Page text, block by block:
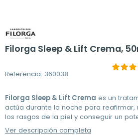
Filorga Sleep & Lift Crema,
Referencia: 360038
Filorga Sleep & Lift Crema es un
actúa durante la noche para reafirmar,
los rasgos de la piel y conseguir un
Ver descripción completa